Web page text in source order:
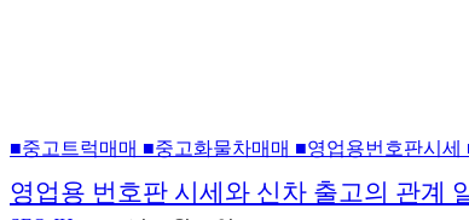
■중고트럭매매 ■중고화물차매매 ■영업용번호판시
영업용 번호판 시세와 신차 출고의 관계